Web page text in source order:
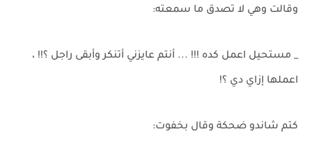
وقالت وهي لا تصدق ما سمعته:
_ مستحيل اعمل كده !!! ... أنتم عايزني أتنكر وأبقى راجل ؟!! ،
اعملها إزاي دي ؟!
كتم شاندو ضحكة وقال بخفوت: